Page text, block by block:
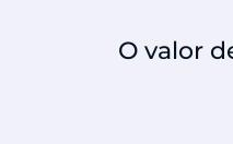
O valor